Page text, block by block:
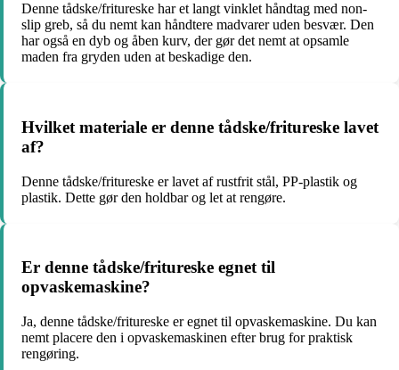
Denne tådske/fritureske har et langt vinklet håndtag med non-
slip greb, så du nemt kan håndtere madvarer uden besvær. Den
har også en dyb og åben kurv, der gør det nemt at opsamle
maden fra gryden uden at beskadige den.
Hvilket materiale er denne tådske/fritureske lavet
af?
Denne tådske/fritureske er lavet af rustfrit stål, PP-plastik og
plastik. Dette gør den holdbar og let at rengøre.
Er denne tådske/fritureske egnet til
opvaskemaskine?
Ja, denne tådske/fritureske er egnet til opvaskemaskine. Du kan
nemt placere den i opvaskemaskinen efter brug for praktisk
rengøring.